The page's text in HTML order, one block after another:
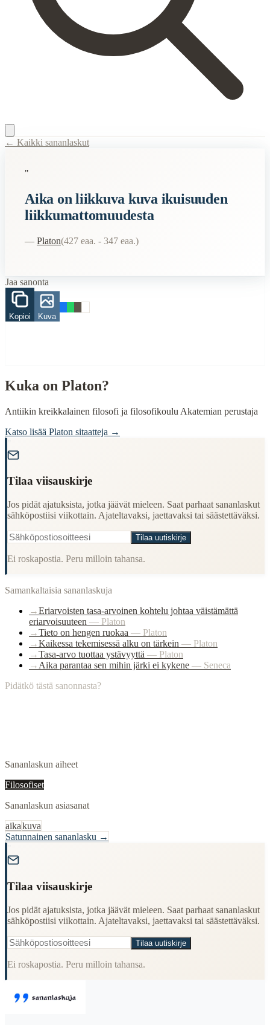
Semantic Themes
Related Topics
kuva
When to Use This Content
Cultural Context
Language:Finnish (suomi)
Origin:Finland
Period:
← Kaikki sananlaskut
"
Aika on liikkuva kuva ikuisuuden
liikkumattomuudesta
— Platon(427 eaa. - 347 eaa.)
Jaa sanonta
Kopioi Kuva
Kuka on Platon?
Antiikin kreikkalainen filosofi ja filosofikoulu Akatemian perustaja
Katso lisää Platon sitaatteja →
Tilaa viisauskirje
Jos pidät ajatuksista, jotka jäävät mieleen. Saat parhaat sananlaskut
sähköpostiisi viikottain. Ajateltavaksi, jaettavaksi tai säästettäväksi.
Tilaa uutiskirje
Ei roskapostia. Peru milloin tahansa.
Samankaltaisia sananlaskuja
→Eriarvoisten tasa-arvoinen kohtelu johtaa väistämättä
eriarvoisuuteen — Platon
→Tieto on hengen ruokaa — Platon
→Kaikessa tekemisessä alku on tärkein — Platon
→Tasa-arvo tuottaa ystävyyttä — Platon
→ Aika parantaa sen mihin järki ei kykene — Seneca
Pidätkö tästä sanonnasta?
Sananlaskun aiheet
Filosofiset
Sananlaskun asiasanat
aikakuva
Satunnainen sananlasku →
Tilaa viisauskirje
Jos pidät ajatuksista, jotka jäävät mieleen. Saat parhaat sananlaskut
sähköpostiisi viikottain. Ajateltavaksi, jaettavaksi tai säästettäväksi.
Tilaa uutiskirje
Ei roskapostia. Peru milloin tahansa.